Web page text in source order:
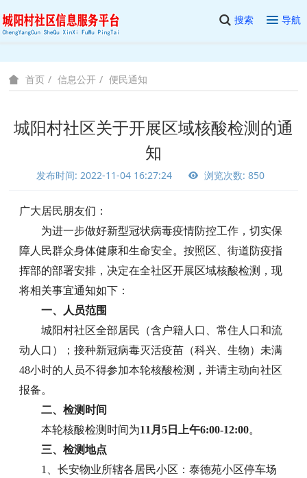
搜索 导航
首页 信息公开 便民通知
城阳村社区关于开展区域核酸检测的通
知
发布时间: 2022-11-04 16:27:24 浏览次数: 850
广大居民朋友们：
为进一步做好新型冠状病毒疫情防控工作，切实保
障人民群众身体健康和生命安全。按照区、街道防疫指
挥部的部署安排，决定在全社区开展区域核酸检测，现
将相关事宜通知如下：
一、人员范围
城阳村社区全部居民（含户籍人口、常住人口和流
动人口）；接种新冠病毒灭活疫苗（科兴、生物）未满
48小时的人员不得参加本轮核酸检测，并请主动向社区
报备。
二、检测时间
本轮核酸检测时间为11月5日上午6:00-12:00。
三、检测地点
1、长安物业所辖各居民小区：泰德苑小区停车场